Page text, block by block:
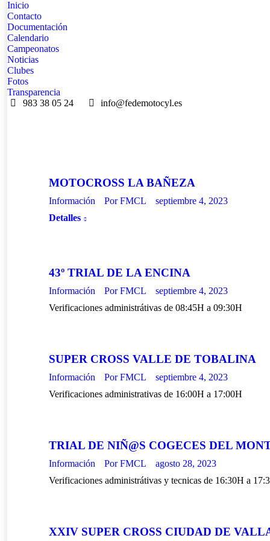
Inicio
Contacto
Documentación
Calendario
Campeonatos
Noticias
Clubes
Fotos
Transparencia
983 38 05 24
info@fedemotocyl.es
MOTOCROSS LA BAÑEZA
Información PorFMCL
septiembre 4, 2023
Detalles
43º TRIAL DE LA ENCINA
Información PorFMCL
septiembre 4, 2023
Verificaciones administrátivas de 08:45H a 09:30H
SUPER CROSS VALLE DE TOBALINA
Información PorFMCL
septiembre 4, 2023
Verificaciones administrativas de 16:00H a 17:00H
TRIAL DE NIÑ@S COGECES DEL
Información PorFMCL
agosto 28, 2023
Verificaciones administrátivas y tecnicas de 16:30H a
XXIV SUPER CROSS CIUDAD DE